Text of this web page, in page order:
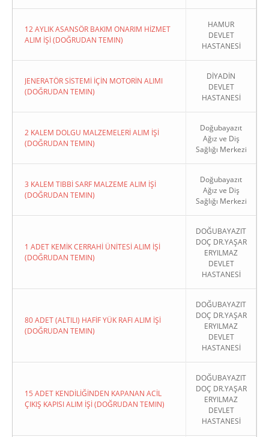
12 AYLIK ASANSÖR BAKIM ONARIM HİZMET
ALIM İŞİ (DOĞRUDAN TEMIN)
HAMUR
DEVLET
HASTANESİ
JENERATÖR SİSTEMİ İÇİN MOTORİN ALIMI
(DOĞRUDAN TEMIN)
DİYADİN
DEVLET
HASTANESİ
2 KALEM DOLGU MALZEMELERİ ALIM İŞİ
(DOĞRUDAN TEMIN)
Doğubayazıt
Ağız ve Diş
Sağlığı Merkezi
3 KALEM TIBBİ SARF MALZEME ALIM İŞİ
(DOĞRUDAN TEMIN)
Doğubayazıt
Ağız ve Diş
Sağlığı Merkezi
1 ADET KEMİK CERRAHİ ÜNİTESİ ALIM İŞİ
(DOĞRUDAN TEMIN)
DOĞUBAYAZIT
DOÇ DR.YAŞAR
ERYILMAZ
DEVLET
HASTANESİ
80 ADET (ALTILI) HAFİF YÜK RAFI ALIM İŞİ
(DOĞRUDAN TEMIN)
DOĞUBAYAZIT
DOÇ DR.YAŞAR
ERYILMAZ
DEVLET
HASTANESİ
15 ADET KENDİLİĞİNDEN KAPANAN ACİL
ÇIKIŞ KAPISI ALIM İŞİ (DOĞRUDAN TEMIN)
DOĞUBAYAZIT
DOÇ DR.YAŞAR
ERYILMAZ
DEVLET
HASTANESİ